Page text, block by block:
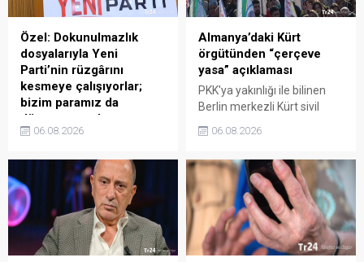
Özel: Dokunulmazlık
dosyalarıyla Yeni
Parti’nin rüzgârını
kesmeye çalışıyorlar;
bizim paramız da
düşmanımız da az
Yeni Parti lideri Özgür Özel,
hakkında "Bağış
kampanyası açtık, bir
haftada 131 bin küsur
vatandaş 283 milyon küsur
lira bağışlamış, bunu
önemsiyoruz.Yeni Parti’nin
06.08.2026
Almanya’daki Kürt
örgütünden “çerçeve
yasa” açıklaması
PKK'ya yakınlığı ile bilinen
Berlin merkezli Kürt sivil
Civaka Azad, TBMM'ye
Toplumsal Bütünleşmenin
Güçlendirilmesine Dair
Kanun Teklifi" ile ilgili bir
açıklama yayınladı.
Açıklamada, yeni çözüm ...
06.08.2026